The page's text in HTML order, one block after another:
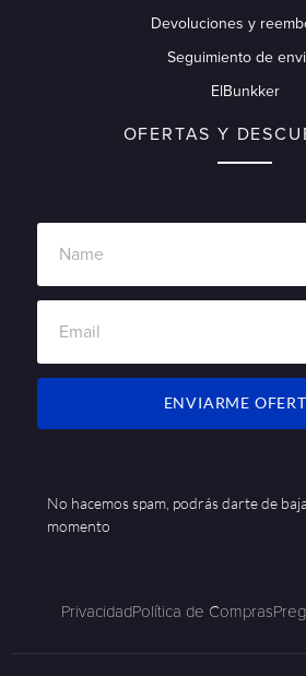
Devoluciones y
Seguimiento de
ElBunkker
OFERTAS Y
ENVIARME
No hacemos spam, podrás darte de
momento
PrivacidadPolítica de Compras